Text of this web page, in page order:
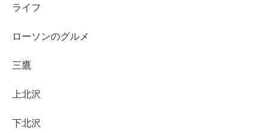
ライフ
ローソンのグルメ
三鷹
上北沢
下北沢